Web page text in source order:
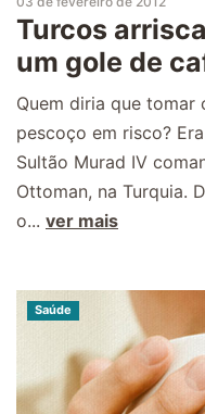
Turcos
um gole de
Quem diria que tomar
pescoço em risco?
Sultão Murad IV
Ottoman, na Turquia.
o... ver mais
Saúde